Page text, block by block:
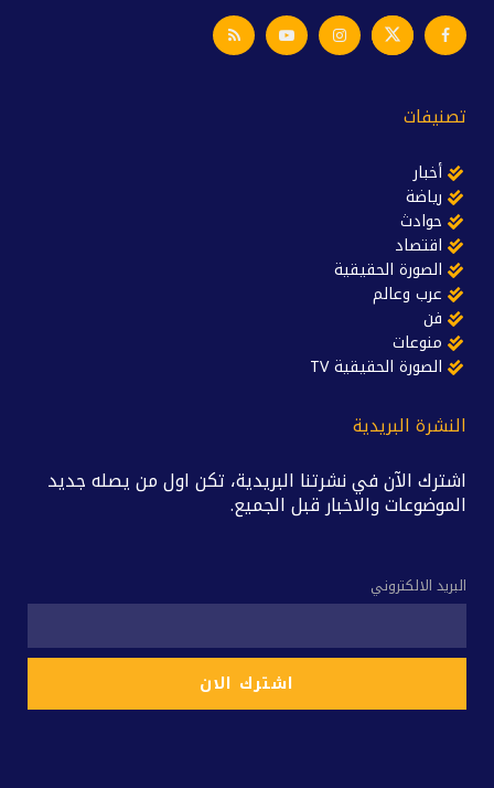
تصنيفات
أخبار
رياضة
حوادث
اقتصاد
الصورة الحقيقية
عرب وعالم
فن
منوعات
الصورة الحقيقية TV
النشرة البريدية
اشترك الآن في نشرتنا البريدية، تكن اول من يصله جديد
الموضوعات والاخبار قبل الجميع.
البريد الالكتروني